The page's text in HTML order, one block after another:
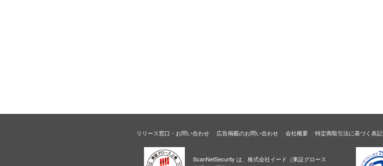
リリース窓口・お問い合わせ 広告掲載のお問い合わせ 会社概要 特定商取引法に基づく表記
ScanNetSecurity は、株式会社イード（東証グロース